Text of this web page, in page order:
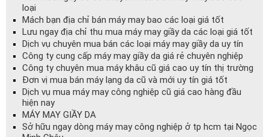
loại
Mách bạn địa chỉ bán máy may bao các loại giá tốt
Lưu ngay địa chỉ thu mua máy may giầy da các loại giá tốt
Dịch vụ chuyên mua bán các loại máy may giầy da uy tín
Công ty cung cấp máy may giầy da giá rẻ chuyên nghiệp
Công ty chuyên mua máy khâu cũ giá cao uy tín thị trường
Đơn vị mua bán máy lạng da cũ và mới uy tín giá tốt
Dịch vụ mua máy may công nghiệp cũ giá cao hàng đầu
hiện nay
MÁY MAY GIẦY DA
Sở hữu ngay dòng máy may công nghiệp ở tp hcm tại Ngọc